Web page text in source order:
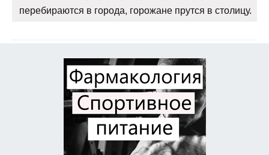
перебираются в города, горожане прутся в столицу.